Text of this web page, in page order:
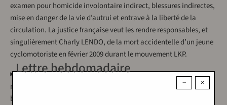
examen pour homicide involontaire indirect, blessures indirectes,
mise en danger de la vie d’autrui et entrave à la liberté de la
circulation. La justice française veut les rendre responsables, et
singulièrement Charly LENDO, de la mort accidentelle d’un jeune
cyclomotoriste en février 2009 durant le mouvement LKP.
► Et pendant ce temps, l’enquête sur la mort de Jacques BINO,
militant CGTG et membre du Mouvman Kiltirel AKIYO, aura été
bâclé. Les patrons qui avaient organisé des milices contre les
×
−
Lettre hebdomadaire